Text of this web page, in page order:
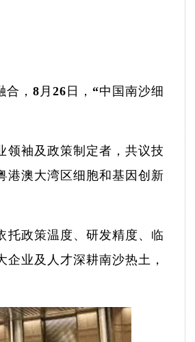
，8月26日，“中国南沙细
领袖及政策制定者，共议技
港澳大湾区细胞和基因创新
托政策温度、研发精度、临
业及人才深耕南沙热土，